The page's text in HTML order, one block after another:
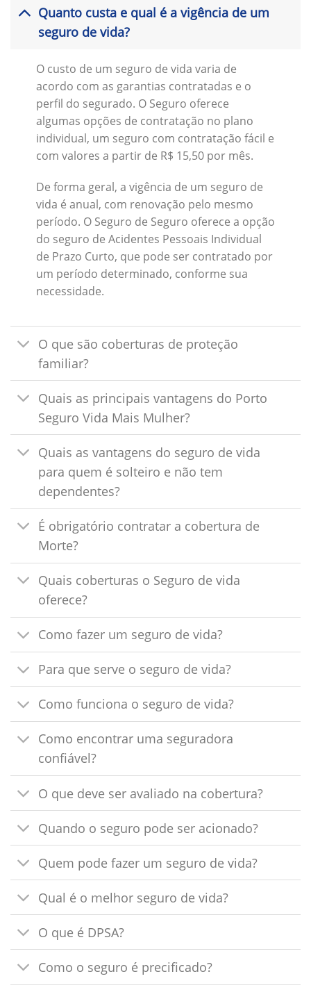
Quanto custa e qual é a vigência de um
seguro de vida?
O custo de um seguro de vida varia de
acordo com as garantias contratadas e o
perfil do segurado. O Seguro oferece
algumas opções de contratação no plano
individual, um seguro com contratação fácil e
com valores a partir de R$ 15,50 por mês.
De forma geral, a vigência de um seguro de
vida é anual, com renovação pelo mesmo
período. O Seguro de Seguro oferece a opção
do seguro de Acidentes Pessoais Individual
de Prazo Curto, que pode ser contratado por
um período determinado, conforme sua
necessidade.
O que são coberturas de proteção
familiar?
Quais as principais vantagens do Porto
Seguro Vida Mais Mulher?
Quais as vantagens do seguro de vida
para quem é solteiro e não tem
dependentes?
É obrigatório contratar a cobertura de
Morte?
Quais coberturas o Seguro de vida
oferece?
Como fazer um seguro de vida?
Para que serve o seguro de vida?
Como funciona o seguro de vida?
Como encontrar uma seguradora
confiável?
O que deve ser avaliado na cobertura?
Quando o seguro pode ser acionado?
Quem pode fazer um seguro de vida?
Qual é o melhor seguro de vida?
O que é DPSA?
Como o seguro é precificado?